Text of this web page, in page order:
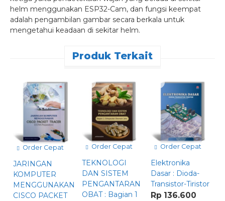
helm menggunakan ESP32-Cam, dan fungsi keempat
adalah pengambilan gambar secara berkala untuk
mengetahui keadaan di sekitar helm.
Produk Terkait
Order Cepat
JARINGAN
KOMPUTER
MENGGUNAKAN
CISCO PACKET
Order Cepat
TEKNOLOGI
DAN SISTEM
PENGANTARAN
OBAT : Bagian 1
Order Cepat
Elektronika
Dasar : Dioda-
Transistor-Tiristor
Rp 136.600